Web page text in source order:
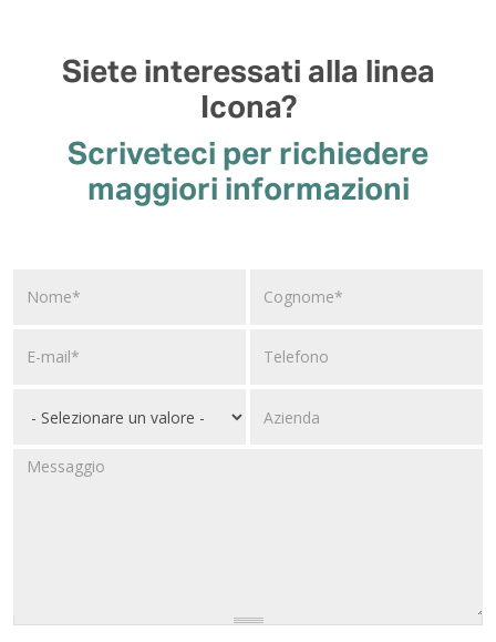
Siete interessati alla linea
Icona?
Scriveteci per richiedere
maggiori informazioni